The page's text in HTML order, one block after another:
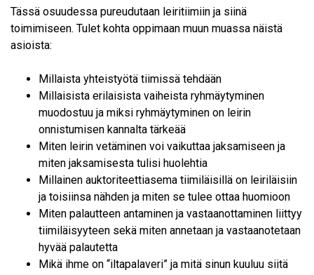
Tässä osuudessa pureudutaan leiritiimiin ja siinä
toimimiseen. Tulet kohta oppimaan muun muassa näistä
asioista:
Millaista yhteistyötä tiimissä tehdään
Millaisista erilaisista vaiheista ryhmäytyminen
muodostuu ja miksi ryhmäytyminen on leirin
onnistumisen kannalta tärkeää
Miten leirin vetäminen voi vaikuttaa jaksamiseen ja
miten jaksamisesta tulisi huolehtia
Millainen auktoriteettiasema tiimiläisillä on leiriläisiin
ja toisiinsa nähden ja miten se tulee ottaa huomioon
Miten palautteen antaminen ja vastaanottaminen liittyy
tiimiläisyyteen sekä miten annetaan ja vastaanotetaan
hyvää palautetta
Mikä ihme on “iltapalaveri” ja mitä sinun kuuluu siitä